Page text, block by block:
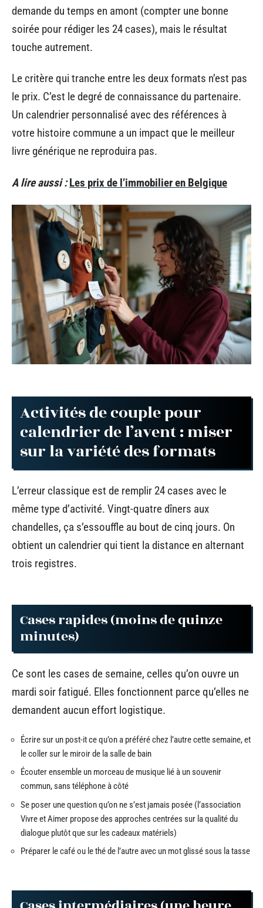
demande du temps en amont (compter une bonne
soirée pour rédiger les 24 cases), mais le résultat
touche autrement.
Le critère qui tranche entre les deux formats n’est pas
le prix. C’est le degré de connaissance du partenaire.
Un calendrier personnalisé avec des références à
votre histoire commune a un impact que le meilleur
livre générique ne reproduira pas.
A lire aussi : Les prix de l’immobilier en Belgique
Activités de couple pour
calendrier de l’avent : miser
sur la variété des formats
L’erreur classique est de remplir 24 cases avec le
même type d’activité. Vingt-quatre dîners aux
chandelles, ça s’essouffle au bout de cinq jours. On
obtient un calendrier qui tient la distance en alternant
trois registres.
Cases rapides (moins de quinze
minutes)
Ce sont les cases de semaine, celles qu’on ouvre un
mardi soir fatigué. Elles fonctionnent parce qu’elles ne
demandent aucun effort logistique.
Écrire sur un post-it ce qu’on a préféré chez l’autre cette semaine, et
le coller sur le miroir de la salle de bain
Écouter ensemble un morceau de musique lié à un souvenir
commun, sans téléphone à côté
Se poser une question qu’on ne s’est jamais posée (l’association
Vivre et Aimer propose des approches centrées sur la qualité du
dialogue plutôt que sur les cadeaux matériels)
Préparer le café ou le thé de l’autre avec un mot glissé sous la tasse